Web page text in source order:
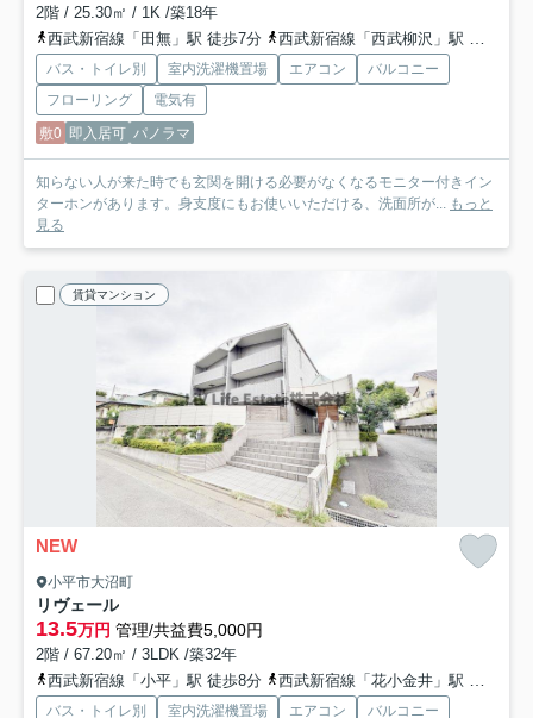
2階 / 25.30㎡ / 1K /築18年
西武新宿線「田無」駅 徒歩7分
西武新宿線「西武柳沢」駅 徒歩24分
バス・トイレ別 室内洗濯機置場 エアコン
バルコニー
フローリング
電気有
敷0 即入居可 パノラマ
知らない人が来た時でも玄関を開ける必要がなくなるモニター付きイン
ターホンがあります。身支度にもお使いいただける、洗面所が...
もっと
見る
賃貸マンション
NEW
小平市大沼町
リヴェール
13.5万円 管理/共益費5,000円
2階 / 67.20㎡ / 3LDK /築32年
西武新宿線「小平」駅 徒歩8分
西武新宿線「花小金井」駅 徒歩31分
バス・トイレ別 室内洗濯機置場 エアコン バルコニー